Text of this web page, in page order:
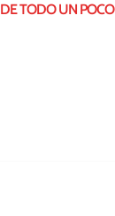
DE TODO UN POCO